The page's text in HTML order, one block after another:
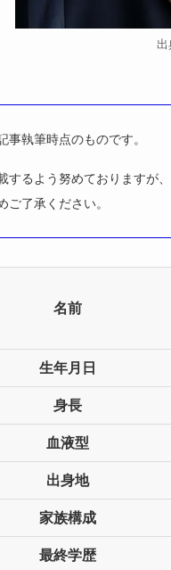
事執筆時点のものです。
するよう努めておりますが
ご了承ください。
名前
生年月日
身長
血液型
出身地
家族構成
最終学歴